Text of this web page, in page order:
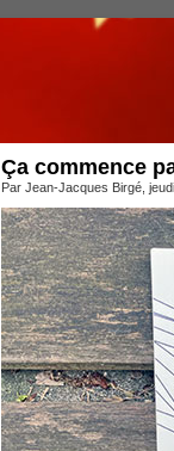
Ça commence
Par Jean-Jacques Birgé,